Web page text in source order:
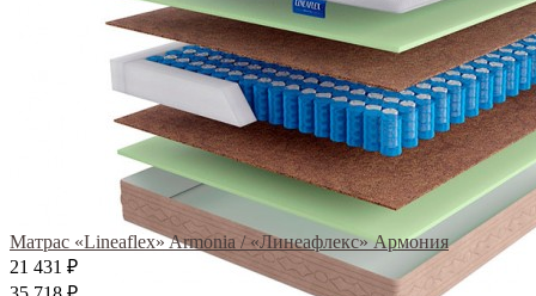
Матрас «Lineaflex» Armonia / «Линеафлекс» Армония
21 431
₽
₽